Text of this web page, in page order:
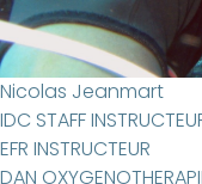
Nicolas Jeanmart
IDC STAFF
EFR INSTRUCTEUR
DAN